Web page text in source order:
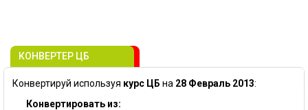
КОНВЕРТЕР ЦБ
Конвертируй используя курс ЦБ на 28 Февраль 2013:
Конвертировать из: